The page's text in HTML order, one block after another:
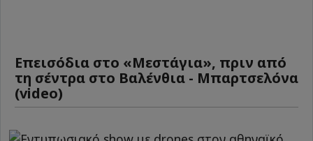
Επεισόδια στο «Μεστάγια», πριν από
τη σέντρα στο Βαλένθια - Μπαρτσελόνα
(video)